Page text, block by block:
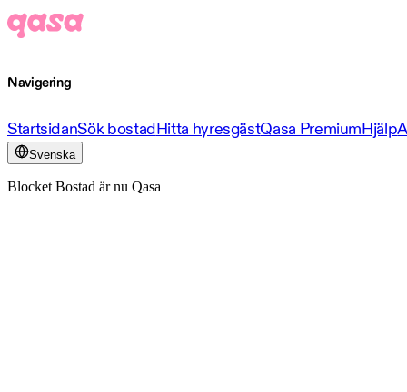
Navigering
StartsidanSök bostadHitta hyresgästQasa PremiumHjälp
Svenska
Blocket Bostad är nu Qasa